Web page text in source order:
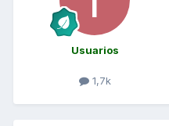
Usuarios
1,7k